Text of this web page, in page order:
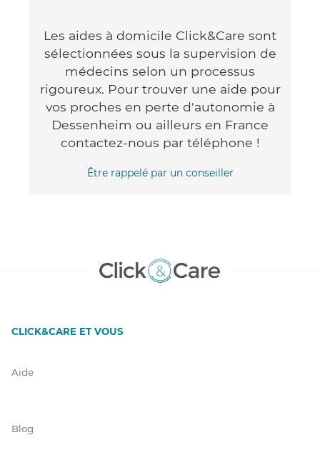
Les aides à domicile Click&Care sont
sélectionnées sous la supervision de
médecins selon un processus
rigoureux. Pour trouver une aide pour
vos proches en perte d'autonomie à
Dessenheim ou ailleurs en France
contactez-nous par téléphone !
Être rappelé par un conseiller
CLICK&CARE ET VOUS
Aide
Blog